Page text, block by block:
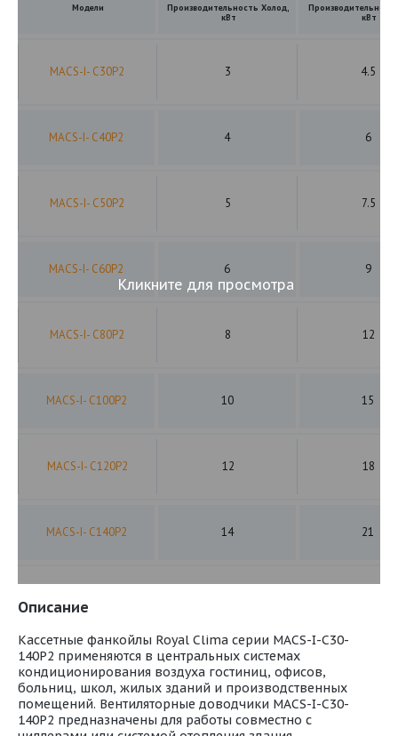
Модели
Производительность Холод,
кВт
кВт
MACS-I- C30P2 3 4.5
MACS-I- C40P2 4 6
MACS-I- C50P2 5 7.5
MACS-I- C60P2 6 9
MACS-I- C80P2 8 12
MACS-I- C100P2 10 15
MACS-I- C120P2 12 18
MACS-I- C140P2 14 21
Кликните для просмотра
Описание
Кассетные фанкойлы Royal Clima серии MACS-I-C30-
140P2 применяются в центральных системах
кондиционирования воздуха гостиниц, офисов,
больниц, школ, жилых зданий и производственных
помещений. Вентиляторные доводчики MACS-I-C30-
140P2 предназначены для работы совместно c